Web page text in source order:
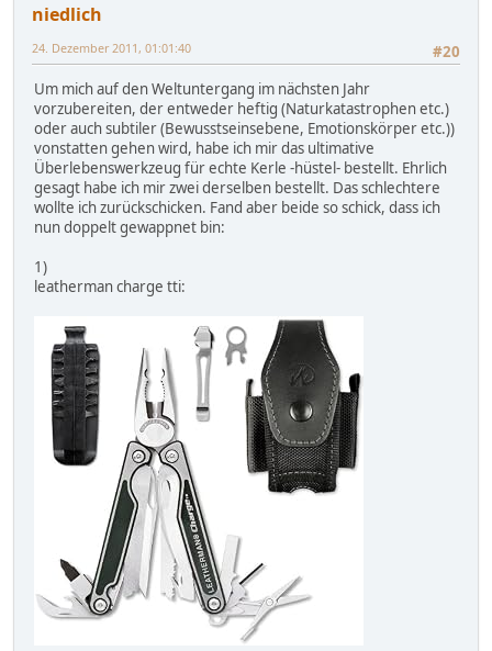
niedlich
#20
24. Dezember 2011, 01:01:40
Um mich auf den Weltuntergang im nächsten Jahr
vorzubereiten, der entweder heftig (Naturkatastrophen etc.)
oder auch subtiler (Bewusstseinsebene, Emotionskörper etc.))
vonstatten gehen wird, habe ich mir das ultimative
Überlebenswerkzeug für echte Kerle -hüstel- bestellt. Ehrlich
gesagt habe ich mir zwei derselben bestellt. Das schlechtere
wollte ich zurückschicken. Fand aber beide so schick, dass ich
nun doppelt gewappnet bin:
1)
leatherman charge tti: